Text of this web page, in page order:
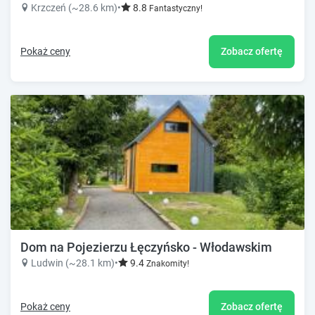
Krzczeń (~28.6 km)• 8.8 Fantastyczny!
Pokaż ceny Zobacz ofertę
Dom na Pojezierzu Łęczyńsko - Włodawskim
Ludwin (~28.1 km)• 9.4 Znakomity!
Pokaż ceny Zobacz ofertę